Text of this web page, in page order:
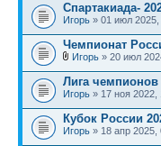
Спартакиада-
Игорь » 01 июл 2025,
Чемпионат
Игорь » 20 июл
Лига чемпионов
Игорь » 17 ноя 2022,
Кубок России
Игорь » 18 апр 2025,